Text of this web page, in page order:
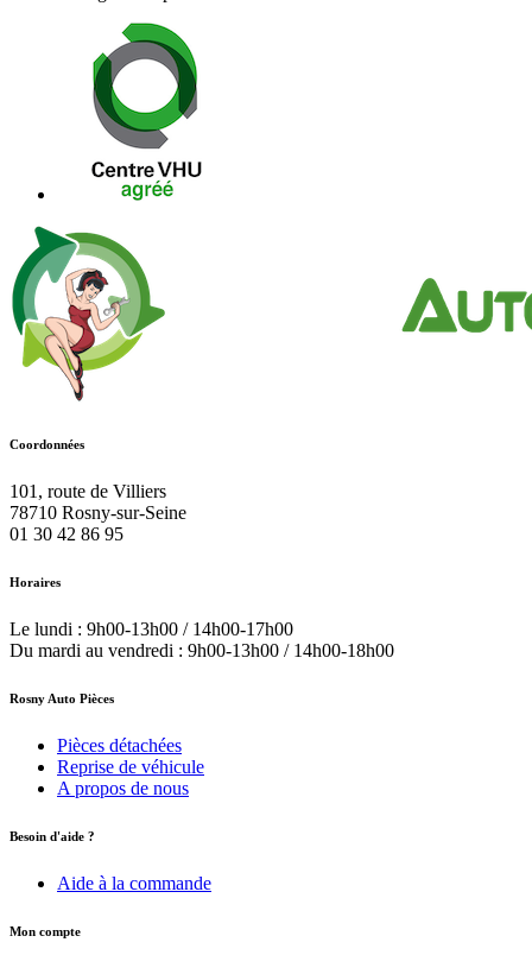
Coordonnées
101, route de Villiers
78710 Rosny-sur-Seine
01 30 42 86 95
Horaires
Le lundi : 9h00-13h00 / 14h00-17h00
Du mardi au vendredi : 9h00-13h00 / 14h00-18h00
Rosny Auto Pièces
Pièces détachées
Reprise de véhicule
A propos de nous
Besoin d'aide ?
Aide à la commande
Mon compte